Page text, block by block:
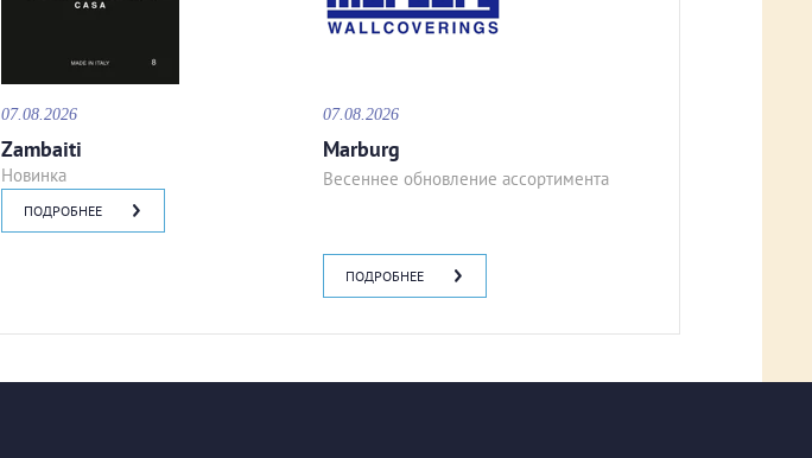
07.08.2026
Zambaiti
Новинка
ПОДРОБНЕЕ
07.08.2026
Marburg
Весеннее обновление ассортимента
ПОДРОБНЕЕ